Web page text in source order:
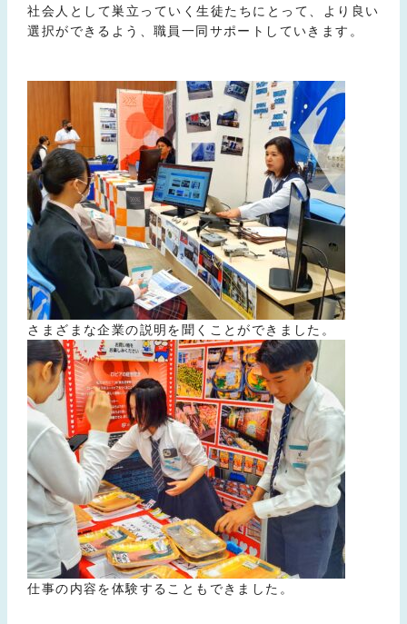
社会人として巣立っていく生徒たちにとって、より良い
選択ができるよう、職員一同サポートしていきます。
さまざまな企業の説明を聞くことができました。
仕事の内容を体験することもできました。